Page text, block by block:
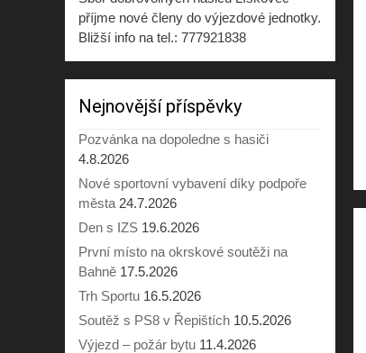
příjme nové členy do výjezdové jednotky.
Bližší info na tel.: 777921838
Nejnovější příspěvky
Pozvánka na dopoledne s hasiči
4.8.2026
Nové sportovní vybavení díky podpoře
města 24.7.2026
Den s IZS 19.6.2026
První místo na okrskové soutěži na
Bahně 17.5.2026
Trh Sportu 16.5.2026
Soutěž s PS8 v Řepištích 10.5.2026
Výjezd – požár bytu 11.4.2026